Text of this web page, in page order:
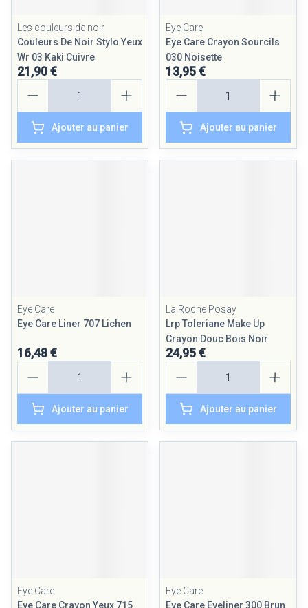
Les couleurs de noir
Couleurs De Noir Stylo Yeux
Wr 03 Kaki Cuivre
21,90 €
Ajouter au panier
Eye Care
Eye Care Crayon Sourcils
030 Noisette
13,95 €
Ajouter au panier
Eye Care
Eye Care Liner 707 Lichen
16,48 €
Ajouter au panier
La Roche Posay
Lrp Toleriane Make Up
Crayon Douc Bois Noir
24,95 €
Ajouter au panier
Eye Care
Eye Care Crayon Yeux 715
Eye Care
Eye Care Eyeliner 300 Brun